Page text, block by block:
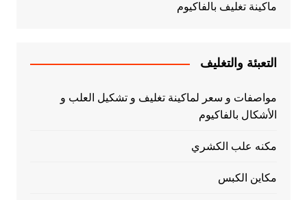
ماكينة تغليف بالفاكيوم
التعبئة والتغليف
مواصفات و سعر لماكينة تغليف و تشكيل العلب و
الأشكال بالفاكيوم
مكنه علب الكشري
مكاين الكبس